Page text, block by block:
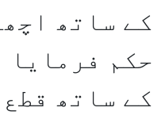
کے ساتھ
حکم فرمایا
کے ساتھ